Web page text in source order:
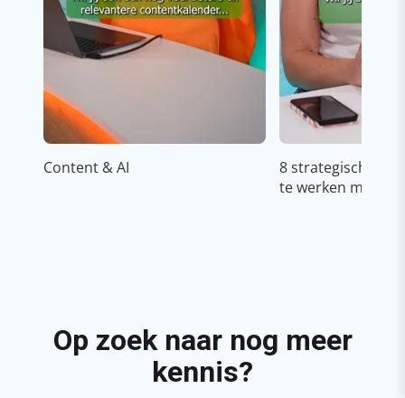
Content & AI
8 strategische
te werken met
Op zoek naar nog meer
kennis?